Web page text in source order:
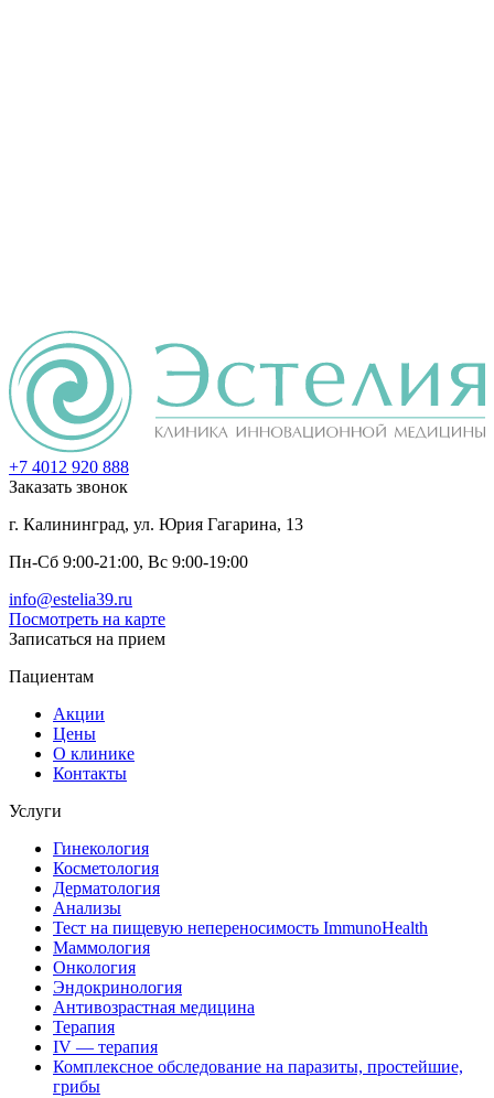
+7 4012 920 888
Заказать звонок
г. Калининград, ул. Юрия Гагарина, 13
Пн-Сб 9:00-21:00, Вс 9:00-19:00
info@estelia39.ru
Посмотреть на карте
Записаться на прием
Пациентам
Акции
Цены
О клинике
Контакты
Услуги
Гинекология
Косметология
Дерматология
Анализы
Тест на пищевую непереносимость ImmunoHealth
Маммология
Онкология
Эндокринология
Антивозрастная медицина
Терапия
IV — терапия
Комплексное обследование на паразиты, простейшие,
грибы